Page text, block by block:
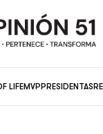
LIFEMVPPRESIDENTAS